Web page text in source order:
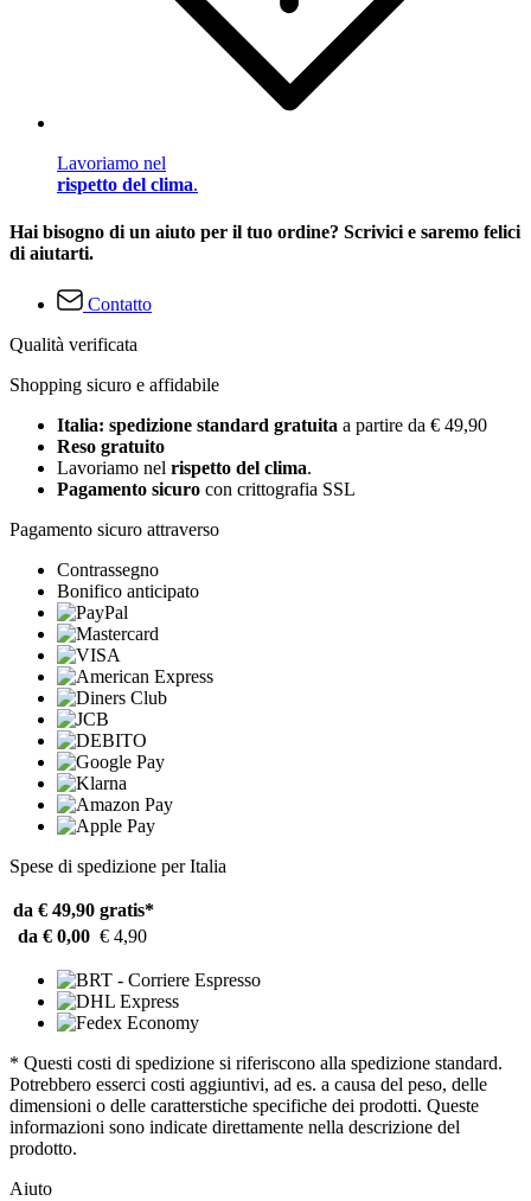
Lavoriamo nel
rispetto del clima.
Hai bisogno di un aiuto per il tuo ordine? Scrivici e saremo felici
di aiutarti.
Contatto
Qualità verificata
Shopping sicuro e affidabile
Italia: spedizione standard gratuita a partire da € 49,90
Reso gratuito
Lavoriamo nel rispetto del clima.
Pagamento sicuro con crittografia SSL
Pagamento sicuro attraverso
Contrassegno
Bonifico anticipato
Spese di spedizione per Italia
da € 49,90 gratis*
da € 0,00 € 4,90
* Questi costi di spedizione si riferiscono alla spedizione standard.
Potrebbero esserci costi aggiuntivi, ad es. a causa del peso, delle
dimensioni o delle caratterstiche specifiche dei prodotti. Queste
informazioni sono indicate direttamente nella descrizione del
prodotto.
Aiuto